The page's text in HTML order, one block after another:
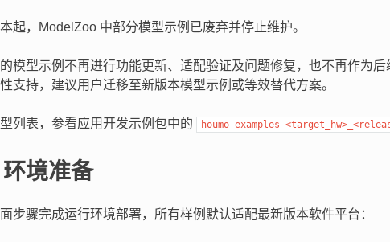
起，ModelZoo 中部分模型示例已废弃并停止维护。
模型示例不再进行功能更新、适配验证及问题修复，也不再作为
支持，建议用户迁移至新版本模型示例或等效替代方案。
列表，参看应用开发示例包中的 houmo-examples-
环境准备
步骤完成运行环境部署，所有样例默认适配最新版本软件平台：